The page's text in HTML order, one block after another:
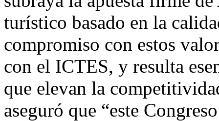
turístico basado en la
compromiso con estos
con el ICTES, y resulta
que elevan la
aseguró que “este